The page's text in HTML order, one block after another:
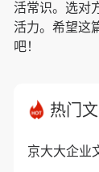
活常识。选对
活力。希望这
吧！
热门
京大大企业